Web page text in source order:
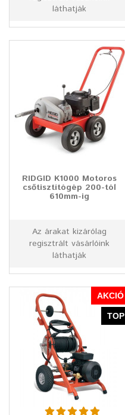
láthatják
RIDGID K1000 Motoros
csőtisztítógép 200-tól
610mm-ig
Az árakat kizárólag
regisztrált vásárlóink
láthatják
AKCIÓ
TOP